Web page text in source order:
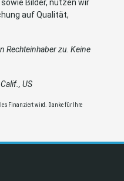
Bilder, nutzen wir
auf Qualität,
Rechteinhaber zu. Keine
US
Finanziert wird. Danke für Ihre